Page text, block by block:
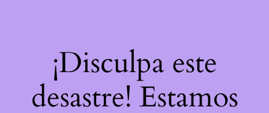
¡Disculpa este
desastre! Estamos